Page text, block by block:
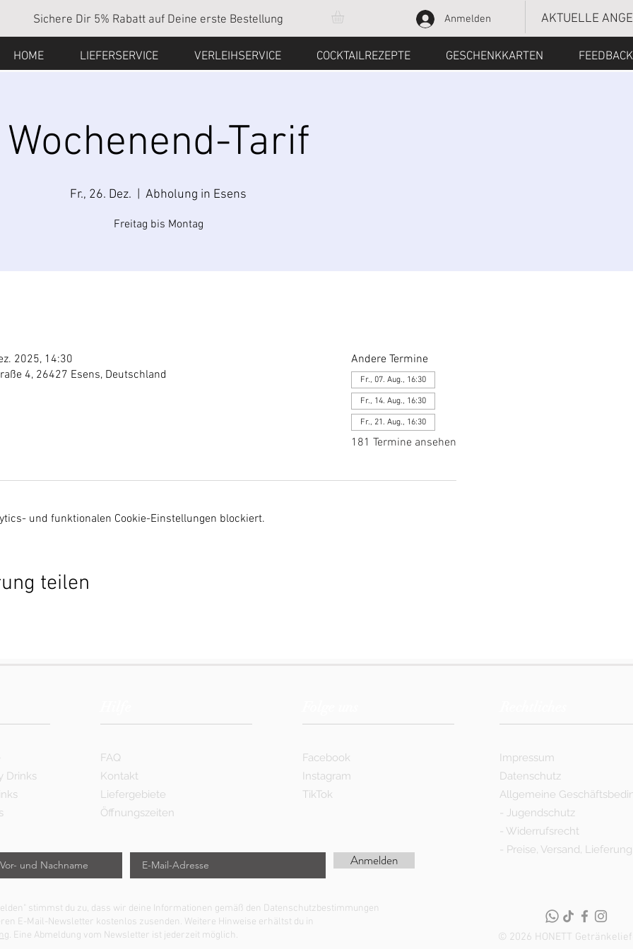
Sichere Dir 5% Rabatt auf Deine erste Bestellung Anmelden AKTUELLE
HOME LIEFERSERVICE VERLEIHSERVICE COCKTAILREZEPTE GESCHENKKARTEN FEEDBACK
Wochenend-Tarif
Fr., 26. Dez. Abholung in Esens
Freitag bis Montag
2025, 14:30
4, 26427 Esens, Deutschland
Andere Termine
Fr., 07. Aug., 16:30
Fr., 14. Aug., 16:30
Fr., 21. Aug., 16:30
181 Termine ansehen
und funktionalen Cookie-Einstellungen blockiert.
teilen
Drinks
FAQ
Kontakt
Liefergebiete
Öffnungszeiten
Facebook
Instagram
TikTok
Impressum
Datenschutz
Allgemeine
Jugendschutz
Widerrufsrecht
Preise, Versand, Lieferung
stimmst du zu, dass wir deine Informationen gemäß den Datenschutzbestimmungen
E-Mail-Newsletter kostenlos zusenden. Weitere Hinweise erhältst du in
. Eine Abmeldung vom Newsletter ist jederzeit möglich. © 2026 HONETT
Anmelden